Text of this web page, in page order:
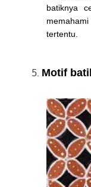
batiknya
tertentu.
Motif